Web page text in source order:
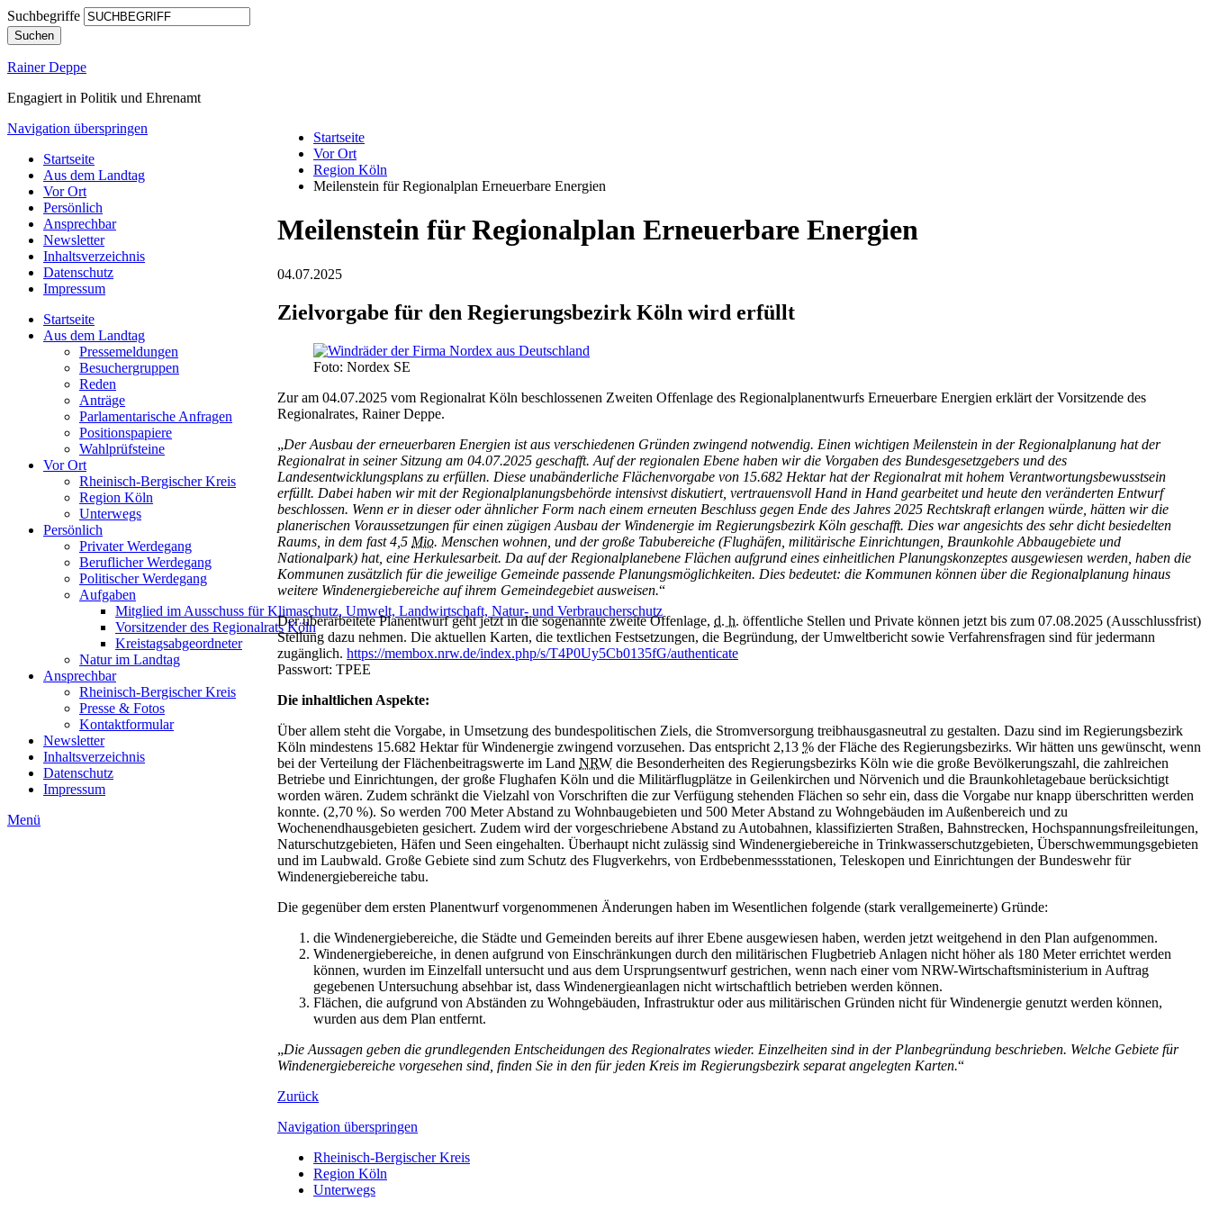
Suchbegriffe
Suchen
Rainer Deppe
Engagiert in Politik und Ehrenamt
Navigation überspringen
Startseite
Aus dem Landtag
Vor Ort
Persönlich
Ansprechbar
Newsletter
Inhaltsverzeichnis
Datenschutz
Impressum
Startseite
Aus dem Landtag
Pressemeldungen
Besuchergruppen
Reden
Anträge
Parlamentarische Anfragen
Positionspapiere
Wahlprüfsteine
Vor Ort
Rheinisch-Bergischer Kreis
Region Köln
Unterwegs
Persönlich
Privater Werdegang
Beruflicher Werdegang
Politischer Werdegang
Aufgaben
Mitglied im Ausschuss für Klimaschutz, Umwelt, Landwirtschaft, Natur- und Verbraucherschutz
Vorsitzender des Regionalrats Köln
Kreistagsabgeordneter
Natur im Landtag
Ansprechbar
Rheinisch-Bergischer Kreis
Presse & Fotos
Kontaktformular
Newsletter
Inhaltsverzeichnis
Datenschutz
Impressum
Menü
Startseite
Vor Ort
Region Köln
Meilenstein für Regionalplan Erneuerbare Energien
Meilenstein für Regionalplan Erneuerbare Energien
04.07.2025
Zielvorgabe für den Regierungsbezirk Köln wird erfüllt
Foto: Nordex SE
Zur am 04.07.2025 vom Regionalrat Köln beschlossenen Zweiten Offenlage des Regionalplanentwurfs Erneuerbare Energien erklärt der Vorsitzende des
Regionalrates, Rainer Deppe.
„Der Ausbau der erneuerbaren Energien ist aus verschiedenen Gründen zwingend notwendig. Einen wichtigen Meilenstein in der Regionalplanung hat der
Regionalrat in seiner Sitzung am 04.07.2025 geschafft. Auf der regionalen Ebene haben wir die Vorgaben des Bundesgesetzgebers und des
Landesentwicklungsplans zu erfüllen. Diese unabänderliche Flächenvorgabe von 15.682 Hektar hat der Regionalrat mit hohem Verantwortungsbewusstsein
erfüllt. Dabei haben wir mit der Regionalplanungsbehörde intensivst diskutiert, vertrauensvoll Hand in Hand gearbeitet und heute den veränderten Entwurf
beschlossen. Wenn er in dieser oder ähnlicher Form nach einem erneuten Beschluss gegen Ende des Jahres 2025 Rechtskraft erlangen würde, hätten wir die
planerischen Voraussetzungen für einen zügigen Ausbau der Windenergie im Regierungsbezirk Köln geschafft. Dies war angesichts des sehr dicht besiedelten
Raums, in dem fast 4,5 Mio. Menschen wohnen, und der große Tabubereiche (Flughäfen, militärische Einrichtungen, Braunkohle Abbaugebiete und
Nationalpark) hat, eine Herkulesarbeit. Da auf der Regionalplanebene Flächen aufgrund eines einheitlichen Planungskonzeptes ausgewiesen werden, haben die
Kommunen zusätzlich für die jeweilige Gemeinde passende Planungsmöglichkeiten. Dies bedeutet: die Kommunen können über die Regionalplanung hinaus
weitere Windenergiebereiche auf ihrem Gemeindegebiet ausweisen.“
Der überarbeitete Planentwurf geht jetzt in die sogenannte zweite Offenlage, d. h. öffentliche Stellen und Private können jetzt bis zum 07.08.2025 (Ausschlussfrist)
Stellung dazu nehmen. Die aktuellen Karten, die textlichen Festsetzungen, die Begründung, der Umweltbericht sowie Verfahrensfragen sind für jedermann
zugänglich. https://membox.nrw.de/index.php/s/T4P0Uy5Cb0135fG/authenticate
Passwort: TPEE
Die inhaltlichen Aspekte:
Über allem steht die Vorgabe, in Umsetzung des bundespolitischen Ziels, die Stromversorgung treibhausgasneutral zu gestalten. Dazu sind im Regierungsbezirk
Köln mindestens 15.682 Hektar für Windenergie zwingend vorzusehen. Das entspricht 2,13 % der Fläche des Regierungsbezirks. Wir hätten uns gewünscht, wenn
bei der Verteilung der Flächenbeitragswerte im Land NRW die Besonderheiten des Regierungsbezirks Köln wie die große Bevölkerungszahl, die zahlreichen
Betriebe und Einrichtungen, der große Flughafen Köln und die Militärflugplätze in Geilenkirchen und Nörvenich und die Braunkohletagebaue berücksichtigt
worden wären. Zudem schränkt die Vielzahl von Vorschriften die zur Verfügung stehenden Flächen so sehr ein, dass die Vorgabe nur knapp überschritten werden
konnte. (2,70 %). So werden 700 Meter Abstand zu Wohnbaugebieten und 500 Meter Abstand zu Wohngebäuden im Außenbereich und zu
Wochenendhausgebieten gesichert. Zudem wird der vorgeschriebene Abstand zu Autobahnen, klassifizierten Straßen, Bahnstrecken, Hochspannungsfreileitungen,
Naturschutzgebieten, Häfen und Seen eingehalten. Überhaupt nicht zulässig sind Windenergiebereiche in Trinkwasserschutzgebieten, Überschwemmungsgebieten
und im Laubwald. Große Gebiete sind zum Schutz des Flugverkehrs, von Erdbebenmessstationen, Teleskopen und Einrichtungen der Bundeswehr für
Windenergiebereiche tabu.
Die gegenüber dem ersten Planentwurf vorgenommenen Änderungen haben im Wesentlichen folgende (stark verallgemeinerte) Gründe:
die Windenergiebereiche, die Städte und Gemeinden bereits auf ihrer Ebene ausgewiesen haben, werden jetzt weitgehend in den Plan aufgenommen.
Windenergiebereiche, in denen aufgrund von Einschränkungen durch den militärischen Flugbetrieb Anlagen nicht höher als 180 Meter errichtet werden
können, wurden im Einzelfall untersucht und aus dem Ursprungsentwurf gestrichen, wenn nach einer vom NRW-Wirtschaftsministerium in Auftrag
gegebenen Untersuchung absehbar ist, dass Windenergieanlagen nicht wirtschaftlich betrieben werden können.
Flächen, die aufgrund von Abständen zu Wohngebäuden, Infrastruktur oder aus militärischen Gründen nicht für Windenergie genutzt werden können,
wurden aus dem Plan entfernt.
„Die Aussagen geben die grundlegenden Entscheidungen des Regionalrates wieder. Einzelheiten sind in der Planbegründung beschrieben. Welche Gebiete für
Windenergiebereiche vorgesehen sind, finden Sie in den für jeden Kreis im Regierungsbezirk separat angelegten Karten.“
Zurück
Navigation überspringen
Rheinisch-Bergischer Kreis
Region Köln
Unterwegs